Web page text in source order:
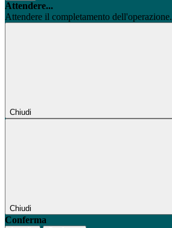
Attendere...
Attendere il completamento
Chiudi
Chiudi
Conferma